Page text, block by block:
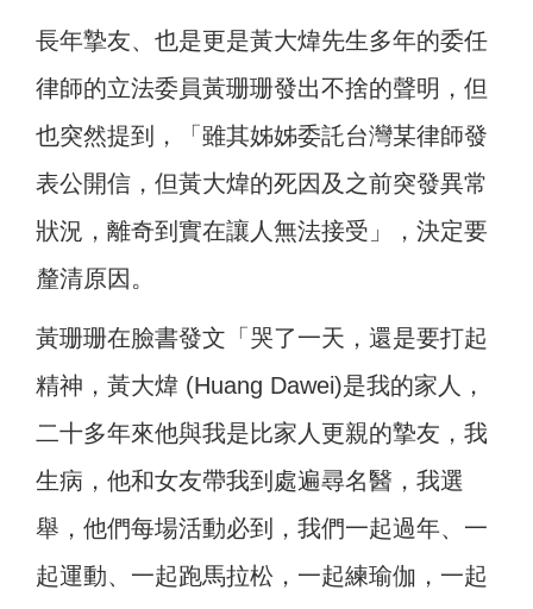
長年摯友、也是更是黃大煒先生多年的委任
律師的立法委員黃珊珊發出不捨的聲明，但
也突然提到，「雖其姊姊委託台灣某律師發
表公開信，但黃大煒的死因及之前突發異常
狀況，離奇到實在讓人無法接受」，決定要
釐清原因。
黃珊珊在臉書發文「哭了一天，還是要打起
精神，黃大煒 (Huang Dawei)是我的家人，
二十多年來他與我是比家人更親的摯友，我
生病，他和女友帶我到處遍尋名醫，我選
舉，他們每場活動必到，我們一起過年、一
起運動、一起跑馬拉松，一起練瑜伽，一起